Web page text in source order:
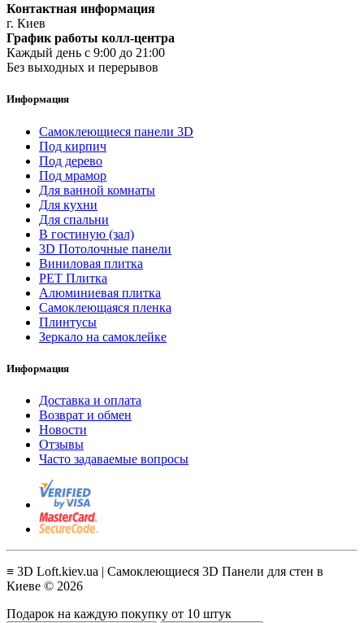
Контактная информация
г. Киев
График работы колл-центра
Каждый день с 9:00 до 21:00
Без выходных и перерывов
Информация
Самоклеющиеся панели 3D
Под кирпич
Под дерево
Под мрамор
Для ванной комнаты
Для кухни
Для спальни
В гостиную (зал)
3D Потолочные панели
Виниловая плитка
PET Плитка
Алюминиевая плитка
Самоклеющаяся пленка
Плинтусы
Зеркало на самоклейке
Информация
Доставка и оплата
Возврат и обмен
Новости
Отзывы
Часто задаваемые вопросы
≡ 3D Loft.kiev.ua | Самоклеющиеся 3D Панели для стен в
Киеве © 2026
Подарок на каждую покупку от 10 штук